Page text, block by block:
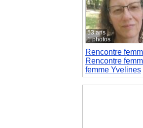
53 ans
1 photos
Rencontre
Rencontre
femme Yvelines